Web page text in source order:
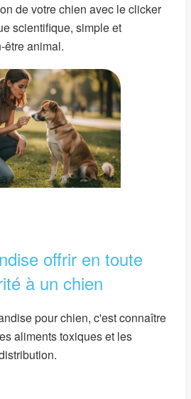
de votre chien avec le clicker
scientifique, simple et
être animal.
offrir en toute
à un chien
pour chien, c'est connaître
aliments toxiques et les